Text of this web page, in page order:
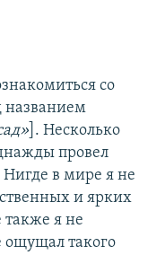
со
названием
]. Несколько
провел
в мире я не
и ярких
также я не
ощущал такого